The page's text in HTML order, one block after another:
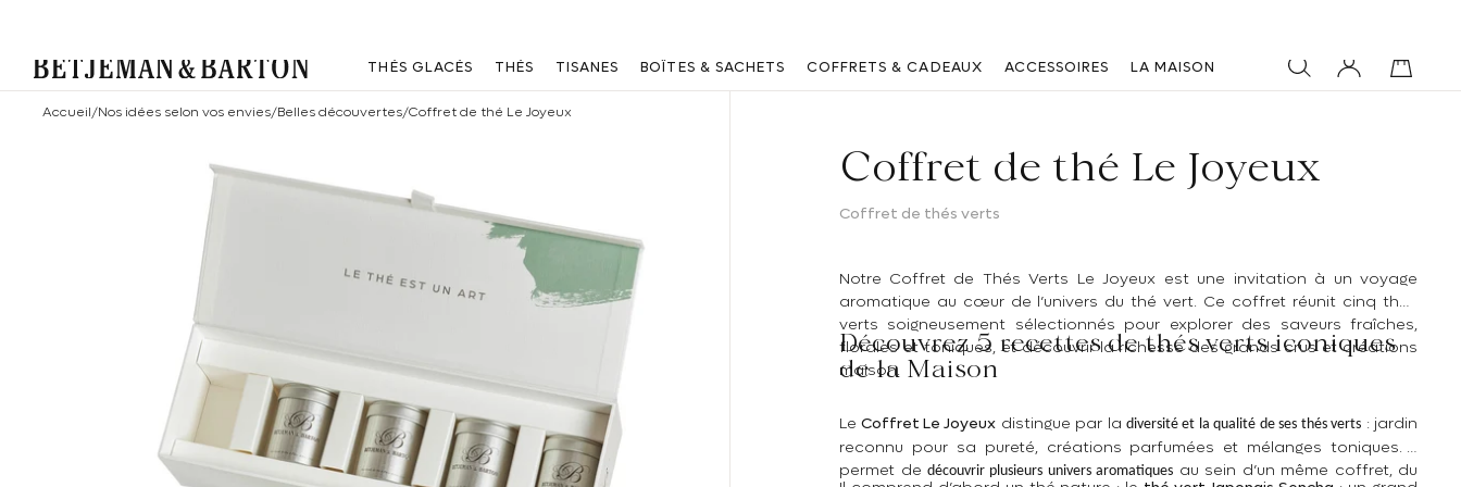
THÉS GLACÉS THÉS TISANES BOÎTES & SACHETS COFFRETS & CADEAUX ACCESSOIRES LA MAISON
Accueil/Nos idées selon vos envies/Belles découvertes/Coffret de thé Le Joyeux
Coffret de thé Le Joyeux
Coffret de thés verts
Notre Coffret de Thés Verts Le Joyeux est une invitation à un voyage
aromatique au cœur de l’univers du thé vert . Ce coffret réunit cinq thés
verts soigneusement sélectionnés pour explorer des saveurs fraîches,
florales et toniques, et découvrir la richesse des grands crus et créations
maison.
Découvrez 5 recettes de thés verts iconiques
de la Maison
Le Coffret Le Joyeux distingue par la diversité et la qualité de ses thés verts : jardin
reconnu pour sa pureté, créations parfumées et mélanges toniques. Il
permet de découvrir plusieurs univers aromatiques au sein d’un même coffret, du